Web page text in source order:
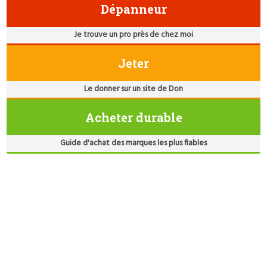
Dépanneur
Je trouve un pro près de chez moi
Jeter
Le donner sur un site de Don
Acheter durable
Guide d'achat des marques les plus fiables